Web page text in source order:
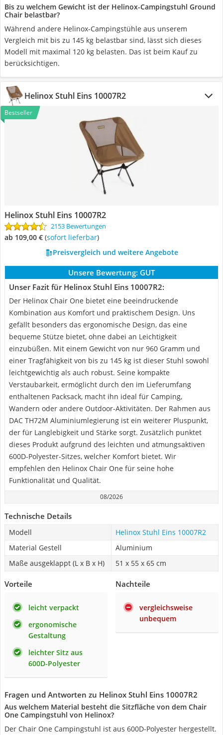
Bis zu welchem Gewicht ist der Helinox-Campingstuhl Ground
Chair belastbar?
Während andere Helinox-Campingstühle aus unserem
Vergleich mit bis zu 145 kg belastbar sind, lässt sich dieses
Modell mit maximal 120 kg belasten. Das ist beim Kauf zu
berücksichtigen.
Helinox Stuhl Eins 10007R2
Bestseller
Helinox Stuhl Eins 10007R2
2153 Bewertungen
ab 109,00 € ( Sofort lieferbar)
Preisvergleich und weitere Angebote
Unsere Bewertung: GUT
Unser Fazit für Helinox Stuhl Eins 10007R2:
Der Helinox Chair One bietet eine beeindruckende
Kombination aus Komfort und praktischem Design. Uns
gefällt besonders das ergonomische Design, das eine
bequeme Stütze bietet, ohne dabei an Leichtigkeit
einzubüßen. Mit einem Gewicht von nur 960 Gramm und
einer Tragfähigkeit von bis zu 145 kg ist dieser Stuhl sowohl
leichtgewichtig als auch robust. Seine kompakte
Verstaubarkeit, ermöglicht durch den im Lieferumfang
enthaltenen Packsack, macht ihn ideal für Camping,
Wandern oder andere Outdoor-Aktivitäten. Der Rahmen aus
DAC TH72M Aluminiumlegierung ist ein weiterer Pluspunkt,
der für Langlebigkeit und Stärke sorgt. Zusätzlich punktet
dieses Produkt aufgrund des leichten und atmungsaktiven
600D-Polyester-Sitzes, welcher Komfort bietet. Wir
empfehlen den Helinox Chair One für seine hohe
Funktionalität und Qualität.
08/2026
Technische Details
Modell
Helinox Stuhl Eins 10007R2
Material Gestell
Aluminium
Maße ausgeklappt (L x B x H)
‎51 x 55 x 65 cm
Vorteile
leicht verpackt
ergonomische
Gestaltung
leichter Sitz aus
600D-Polyester
Nachteile
vergleichsweise
unbequem
Fragen und Antworten zu Helinox Stuhl Eins 10007R2
Aus welchem Material besteht die Sitzfläche von dem Chair
One Campingstuhl von Helinox?
Der Chair One Campingstuhl ist aus 600D-Polyester hergestellt.